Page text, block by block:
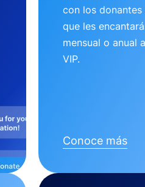
con los
que les
mensual o anual
VIP.
Conoce más